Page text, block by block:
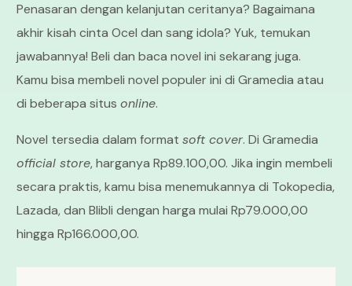
Penasaran dengan kelanjutan ceritanya? Bagaimana
akhir kisah cinta Ocel dan sang idola? Yuk, temukan
jawabannya! Beli dan baca novel ini sekarang juga.
Kamu bisa membeli novel populer ini di Gramedia atau
di beberapa situsonline.
Novel tersedia dalam formatsoft cover. Di Gramedia
official store, harganya Rp89.100,00. Jika ingin membeli
secara praktis, kamu bisa menemukannya di Tokopedia,
Lazada, dan Blibli dengan harga mulai Rp79.000,00
hingga Rp166.000,00.